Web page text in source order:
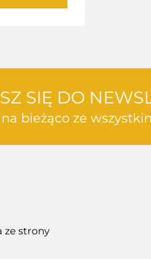
SIĘ DO
na bieżąco ze
ze strony